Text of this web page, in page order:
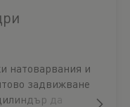
натоварвания и
задвижване
да